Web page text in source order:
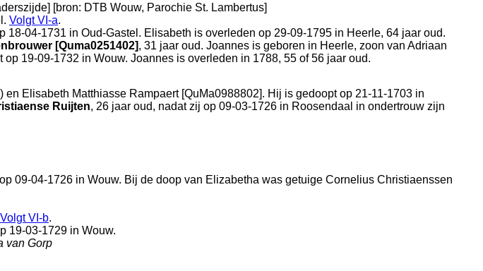
[bron: DTB Wouw, Parochie St. Lambertus]
. VolgtVI-a.
18-04-1731 in Oud-Gastel . Elisabeth is overleden op 29-09-1795 in Heerle, 64 jaar oud.
[Quma0251402], 31 jaar oud. Joannes is geboren in Heerle, zoon van Adriaan
op 19-09-1732 in Wouw. Joannes is overleden in 1788, 55 of 56 jaar oud.
) en Elisabeth Matthiasse Rampaert [QuMa0988802]. Hij is gedoopt op 21-11-1703 in
Ruijten, 26 jaar oud, nadat zij op 09-03-1726 in Roosendaal in ondertrouw zijn
09-04-1726 in Wouw. Bij de doop van Elizabetha was getuige Cornelius Christiaenssen
VolgtVI-b.
19-03-1729 in Wouw.
van Gorp